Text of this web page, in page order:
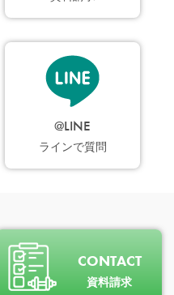
@LINE
ラインで質問
CONTACT
資料請求